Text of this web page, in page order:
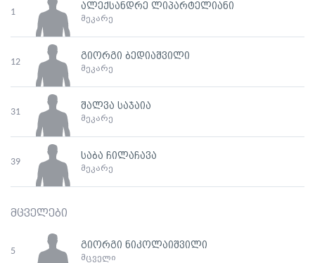
1
ალექსანდრე ლიპარტელიანი
მეკარე
12
გიორგი ბედიაშვილი
მეკარე
31
შალვა საჯაია
მეკარე
39
საბა ჩილაჩავა
მეკარე
მცველები
5
გიორგი ნიკოლაიშვილი
მცველი